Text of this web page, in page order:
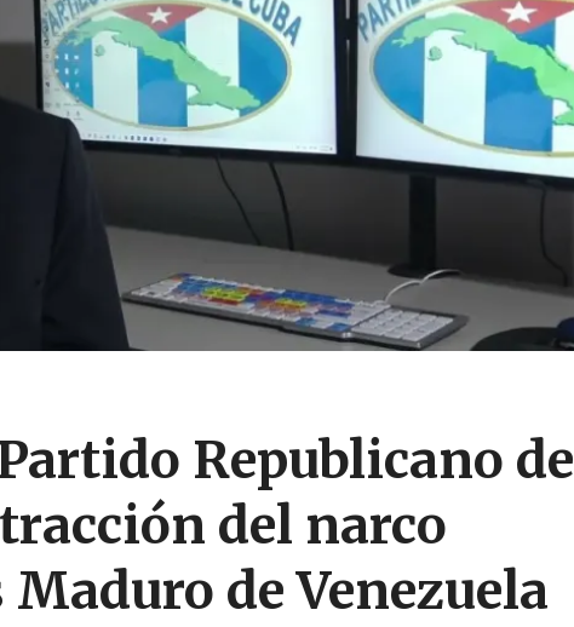
Republicano de
del narco
de Venezuela